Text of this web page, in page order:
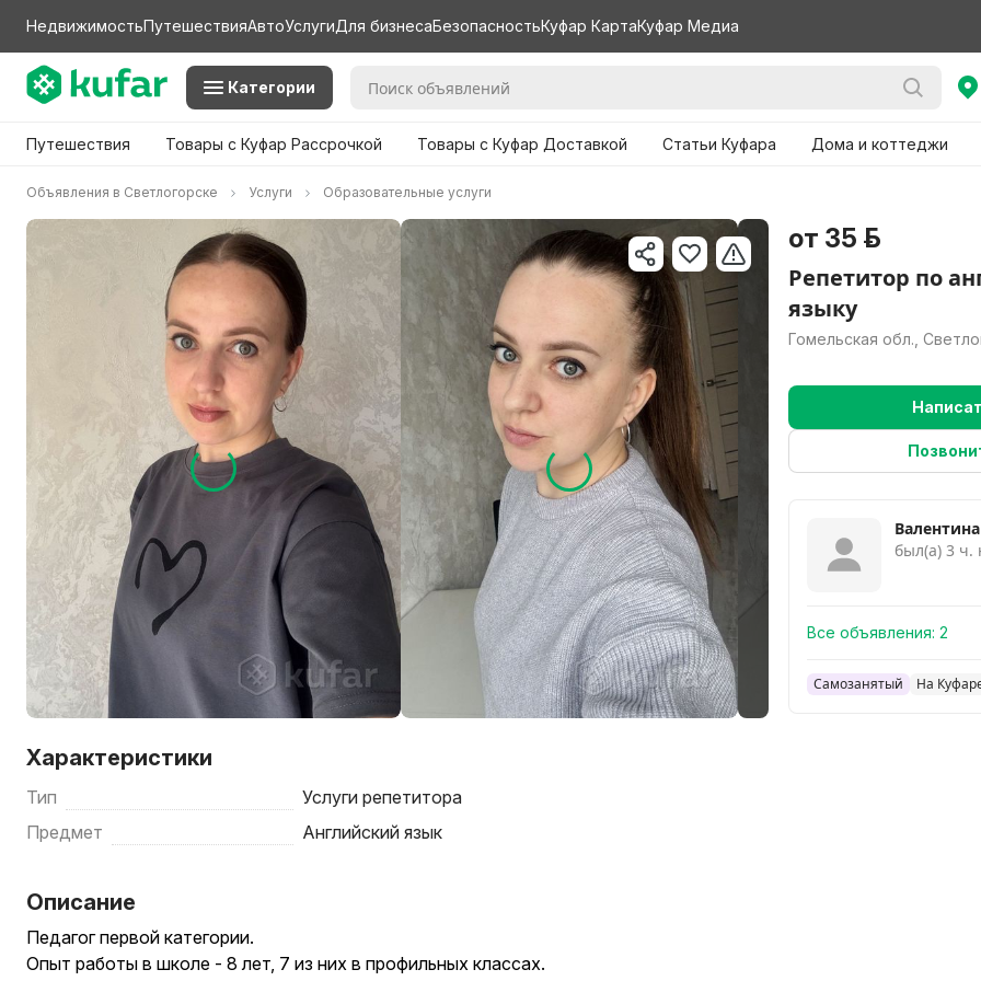
НедвижимостьПутешествияАвтоУслугиДля бизнесаБезопасностьКуфар КартаКуфар Медиа
Категории
Путешествия Товары с Куфар Рассрочкой Товары с Куфар Доставкой Статьи Куфара Дома и коттеджи
Объявления в Светлогорске Услуги Образовательные услуги
Нужно больше
Характеристики
Тип
Услуги репетитора
Предмет
Английский язык
Описание
Педагог первой категории.
Опыт работы в школе - 8 лет, 7 из них в профильных классах.
от 35 р.
Репетитор по
языку
Гомельская обл.,
Валентина
был(а) 3 ч.
Все объявления: 2
Самозанятый На